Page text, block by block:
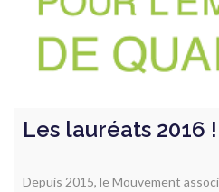
Les lauréats 2016 !
Depuis 2015, le Mouvement